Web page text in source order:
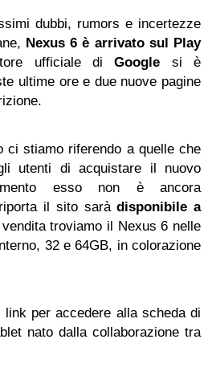
dubbi, rumors e incertezze
Nexus 6 è arrivato sul Play
ufficiale diGoogle si è
ultime ore e due nuove pagine
ci stiamo riferendo a quelle che
utenti di acquistare il nuovo
esso non è ancora
il sito saràdisponibile a
troviamo il Nexus 6 nelle
32 e 64GB, in colorazione
per accedere alla scheda di
nato dalla collaborazione tra